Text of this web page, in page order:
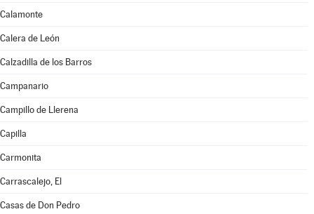
Calamonte
Calera de León
Calzadilla de los Barros
Campanario
Campillo de Llerena
Capilla
Carmonita
Carrascalejo, El
Casas de Don Pedro